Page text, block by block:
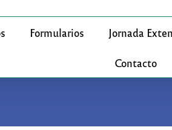
Formularios Jornada
Contacto